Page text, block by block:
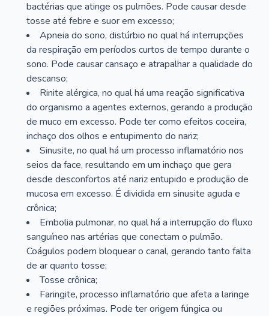
bactérias que atinge os pulmões. Pode causar desde
tosse até febre e suor em excesso;
Apneia do sono, distúrbio no qual há interrupções
da respiração em períodos curtos de tempo durante o
sono. Pode causar cansaço e atrapalhar a qualidade do
descanso;
Rinite alérgica, no qual há uma reação significativa
do organismo a agentes externos, gerando a produção
de muco em excesso. Pode ter como efeitos coceira,
inchaço dos olhos e entupimento do nariz;
Sinusite, no qual há um processo inflamatório nos
seios da face, resultando em um inchaço que gera
desde desconfortos até nariz entupido e produção de
mucosa em excesso. É dividida em sinusite aguda e
crônica;
Embolia pulmonar, no qual há a interrupção do fluxo
sanguíneo nas artérias que conectam o pulmão.
Coágulos podem bloquear o canal, gerando tanto falta
de ar quanto tosse;
Tosse crônica;
Faringite, processo inflamatório que afeta a laringe
e regiões próximas. Pode ter origem fúngica ou